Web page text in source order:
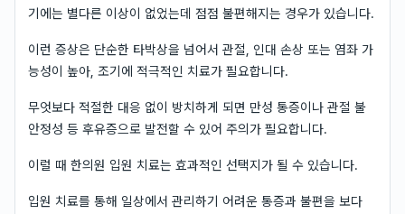
기에는 별다른 이상이 없었는데 점점 불편해지는 경우가 있습니다.
이런 증상은 단순한 타박상을 넘어서 관절, 인대 손상 또는 염좌 가
능성이 높아, 조기에 적극적인 치료가 필요합니다.
무엇보다 적절한 대응 없이 방치하게 되면 만성 통증이나 관절 불
안정성 등 후유증으로 발전할 수 있어 주의가 필요합니다.
이럴 때 한의원 입원 치료는 효과적인 선택지가 될 수 있습니다.
입원 치료를 통해 일상에서 관리하기 어려운 통증과 불편을 보다